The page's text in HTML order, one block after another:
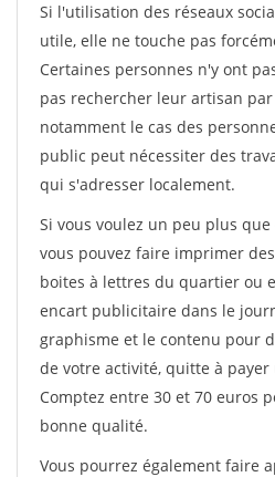
Si l'utilisation des réseaux
utile, elle ne touche pas
Certaines personnes n'y ont
pas rechercher leur artisan
notamment le cas des
public peut nécessiter des
qui s'adresser localement.
Si vous voulez un peu plus
vous pouvez faire imprimer
boites à lettres du quartier ou
encart publicitaire dans le
graphisme et le contenu pour
de votre activité, quitte à
Comptez entre 30 et 70 euros
bonne qualité.
Vous pourrez également faire